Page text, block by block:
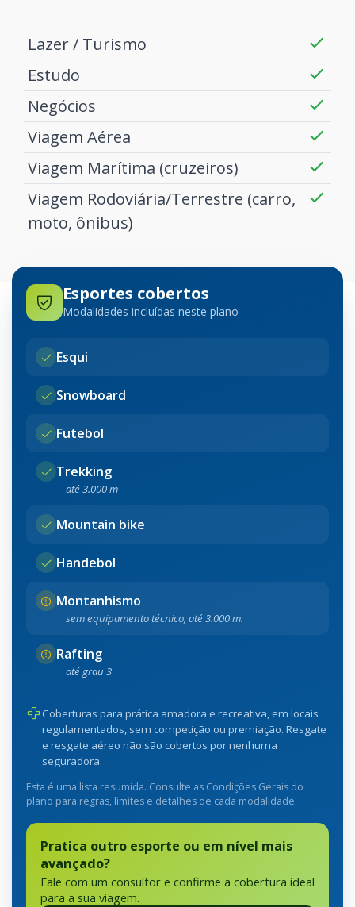
Lazer / Turismo
Estudo
Negócios
Viagem Aérea
Viagem Marítima (cruzeiros)
Viagem Rodoviária/Terrestre (carro,
moto, ônibus)
Esportes cobertos
Modalidades incluídas neste plano
Esqui
Snowboard
Futebol
Trekking
até 3.000 m
Mountain bike
Handebol
Montanhismo
sem equipamento técnico, até 3.000 m.
Rafting
até grau 3
Coberturas para prática amadora e recreativa, em locais
regulamentados, sem competição ou premiação. Resgate
e resgate aéreo não são cobertos por nenhuma
seguradora.
Esta é uma lista resumida. Consulte as Condições Gerais do
plano para regras, limites e detalhes de cada modalidade.
Pratica outro esporte ou em nível mais
avançado?
Fale com um consultor e confirme a cobertura ideal
para a sua viagem.